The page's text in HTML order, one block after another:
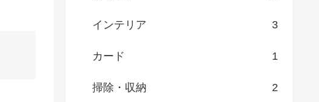
インテリア 3
カード 1
掃除・収納 2